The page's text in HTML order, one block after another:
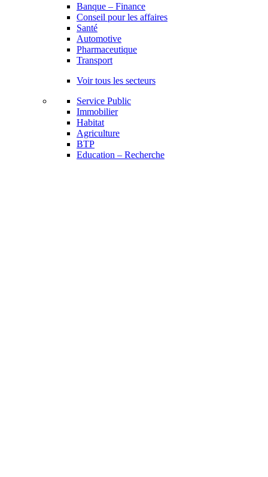
Banque – Finance
Conseil pour les affaires
Santé
Automotive
Pharmaceutique
Transport
Voir tous les secteurs
Service Public
Immobilier
Habitat
Agriculture
BTP
Education – Recherche